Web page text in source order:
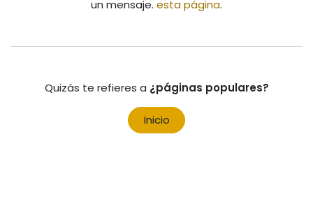
un mensaje. esta página.
Quizás te refieres a ¿páginas populares?
Inicio